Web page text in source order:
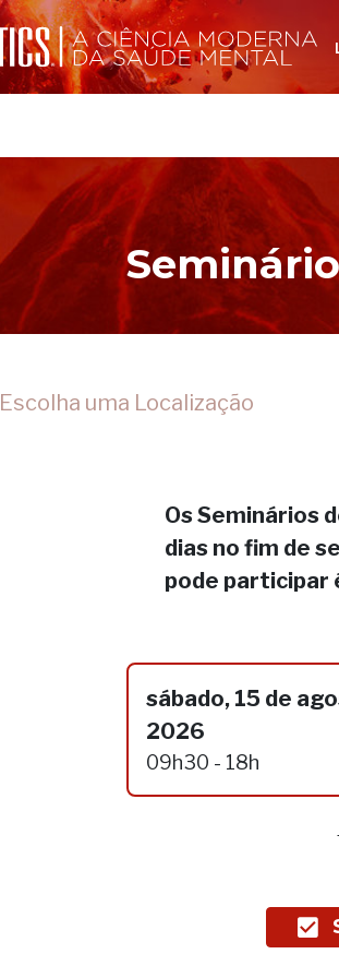
Escolha uma Localização
Os Seminários
dias no fim de
pode participar
sábado, 15 de
2026
09h30 - 18h